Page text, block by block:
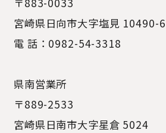
宮崎県日向市大字塩見 10490-6
電 話：0982-54-3318
県南営業所
〒889-2533
宮崎県日南市大字星倉 5024